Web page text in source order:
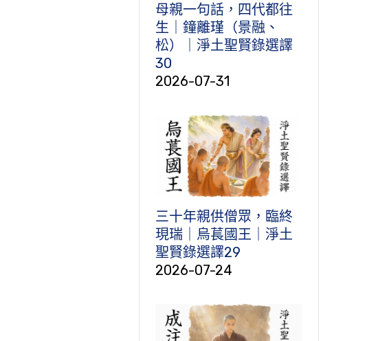
母親一句話，四代都往
生｜鐘離瑾（景融、
松）｜淨土聖賢錄選譯
30
2026-07-31
三十年親供僧眾，臨終
現瑞｜烏萇國王｜淨土
聖賢錄選譯29
2026-07-24